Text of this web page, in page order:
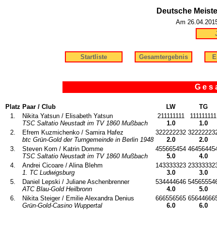
Deutsche
Am
Startliste Gesamtergebnis
G e s
Platz Paar / Club LW
TG
1.
Nikita Yatsun / Elisabeth Yatsun
TSC Saltatio Neustadt im TV 1860 Mußbach
211111111
1.0
111111111
1.0
2.
Efrem Kuzmichenko / Samira Hafez
btc Grün-Gold der Turngemeinde in Berlin 1948
322222232
2.0
2.0
3.
Steven Korn / Katrin Domme
TSC Saltatio Neustadt im TV 1860 Mußbach
455665454
5.0
4.0
4.
Andrei Cicoare / Alina Blehm
1. TC Ludwigsburg
143333323
3.0
3.0
5.
Daniel Lepski / Juliane Aschenbrenner
ATC Blau-Gold Heilbronn
534444646
4.0
5.0
6.
Nikita Steiger / Emilie Alexandra Denius
Grün-Gold-Casino Wuppertal
666556565
6.0
6.0